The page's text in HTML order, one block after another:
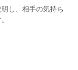
し、相手の気持ち